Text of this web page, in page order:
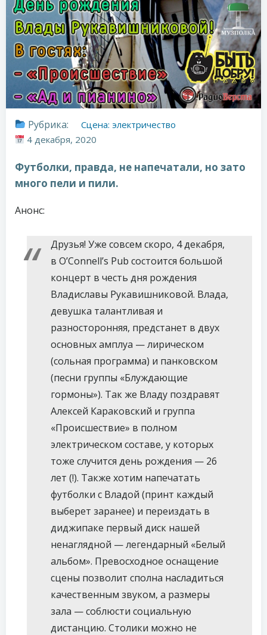
Рубрика:
Сцена: электричество
4 декабря, 2020
Футболки, правда, не напечатали, но зато
много пели и пили.
Анонс:
Друзья! Уже совсем скоро, 4 декабря,
в O’Connell’s Рub состоится большой
концерт в честь дня рождения
Владиславы Рукавишниковой. Влада,
девушка талантливая и
разносторонняя, предстанет в двух
основных амплуа — лирическом
(сольная программа) и панковском
(песни группы «Блуждающие
гормоны»). Так же Владу поздравят
Алексей Караковский и группа
«Происшествие» в полном
электрическом составе, у которых
тоже случится день рождения — 26
лет (!). Также хотим напечатать
футболки с Владой (принт каждый
выберет заранее) и переиздать в
диджипаке первый диск нашей
ненаглядной — легендарный «Белый
альбом». Превосходное оснащение
сцены позволит сполна насладиться
качественным звуком, а размеры
зала — соблюсти социальную
дистанцию. Столики можно не